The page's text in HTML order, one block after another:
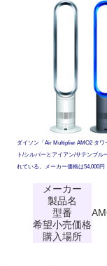
ダイソン「Air Multiplier AMO2 タワ
ト/シルバーとアイアン/サテンブル
れている。メーカー価格は54,000円
メーカー
製品名
型番
希望小売価格
購入場所